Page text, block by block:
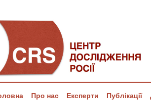
Про нас Експерти Публікації